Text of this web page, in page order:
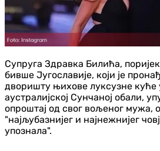
Супруга Здравка Билића,
бивше Југославије, који је
дворишту њихове луксузне куће
аустралијској Сунчаној обали,
опроштај од свог вољеног мужа,
"најљубазнијег и најнежнијег
упознала".